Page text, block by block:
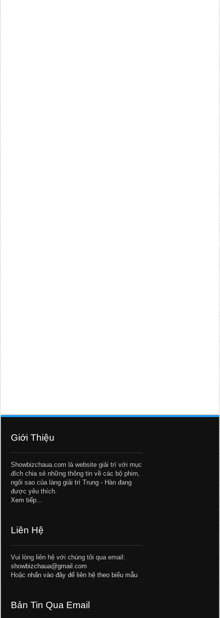
Giới Thiệu
Showbizchaua.com là website giải trí với mục
đích chia sẻ những thông tin về các bộ phim,
ngôi sao của làng giải trí Trung - Hàn đang
được yêu thích.
Xem tiếp...
Liên Hệ
Vui lòng liên hệ với chúng tôi qua email:
showbizchaua@gmail.com
Hoặc nhấn vào đây để liên hệ theo biểu mẫu
Bản Tin Qua Email